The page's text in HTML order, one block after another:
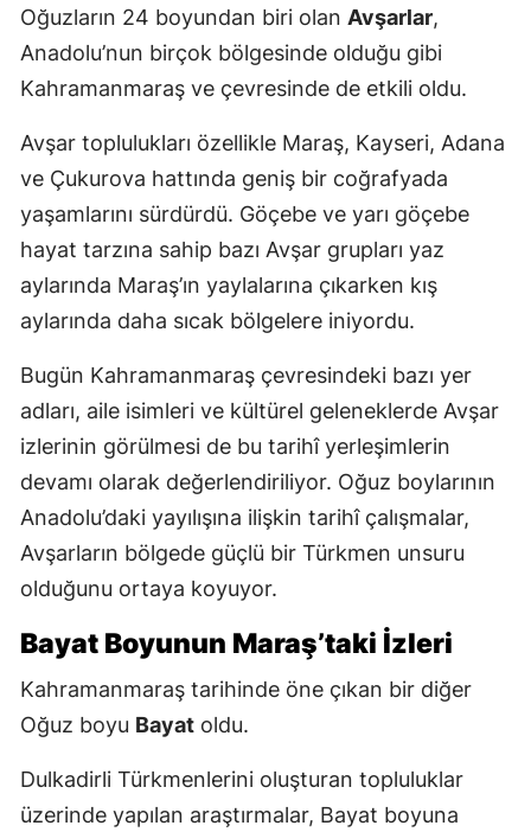
Oğuzların 24 boyundan biri olan Avşarlar,
Anadolu’nun birçok bölgesinde olduğu gibi
Kahramanmaraş ve çevresinde de etkili oldu.
Avşar toplulukları özellikle Maraş, Kayseri, Adana
ve Çukurova hattında geniş bir coğrafyada
yaşamlarını sürdürdü. Göçebe ve yarı göçebe
hayat tarzına sahip bazı Avşar grupları yaz
aylarında Maraş’ın yaylalarına çıkarken kış
aylarında daha sıcak bölgelere iniyordu.
Bugün Kahramanmaraş çevresindeki bazı yer
adları, aile isimleri ve kültürel geleneklerde Avşar
izlerinin görülmesi de bu tarihî yerleşimlerin
devamı olarak değerlendiriliyor. Oğuz boylarının
Anadolu’daki yayılışına ilişkin tarihî çalışmalar,
Avşarların bölgede güçlü bir Türkmen unsuru
olduğunu ortaya koyuyor.
Bayat Boyunun Maraş’taki İzleri
Kahramanmaraş tarihinde öne çıkan bir diğer
Oğuz boyu Bayat oldu.
Dulkadirli Türkmenlerini oluşturan topluluklar
üzerinde yapılan araştırmalar, Bayat boyuna